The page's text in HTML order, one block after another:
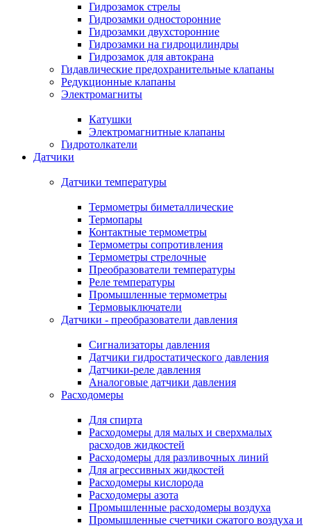
Гидрозамок стрелы
Гидрозамки односторонние
Гидрозамки двухсторонние
Гидрозамки на гидроцилиндры
Гидрозамок для автокрана
Гидавлические предохранительные клапаны
Редукционные клапаны
Электромагниты
Катушки
Электромагнитные клапаны
Гидротолкатели
Датчики
Датчики температуры
Термометры биметаллические
Термопары
Контактные термометры
Термометры сопротивления
Термометры стрелочные
Преобразователи температуры
Реле температуры
Промышленные термометры
Термовыключатели
Датчики - преобразователи давления
Сигнализаторы давления
Датчики гидростатического давления
Датчики-реле давления
Аналоговые датчики давления
Расходомеры
Для спирта
Расходомеры для малых и сверхмалых
расходов жидкостей
Расходомеры для разливочных линий
Для агрессивных жидкостей
Расходомеры кислорода
Расходомеры азота
Промышленные расходомеры воздуха
Промышленные счетчики сжатого воздуха и